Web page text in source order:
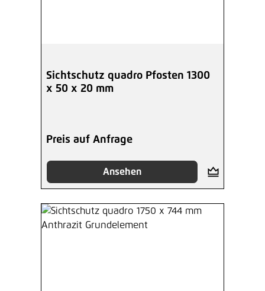
Sichtschutz quadro Pfosten 1300
x 50 x 20 mm
Preis auf Anfrage
Ansehen